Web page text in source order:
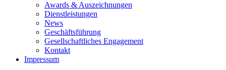
Awards & Auszeichnungen
Dienstleistungen
News
Geschäftsführung
Gesellschaftliches Engagement
Kontakt
Impressum